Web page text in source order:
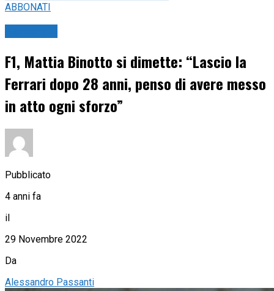
ABBONATI
F1, Mattia Binotto si dimette: “Lascio la
Ferrari dopo 28 anni, penso di avere messo
in atto ogni sforzo”
Pubblicato
4 anni fa
il
29 Novembre 2022
Da
Alessandro Passanti